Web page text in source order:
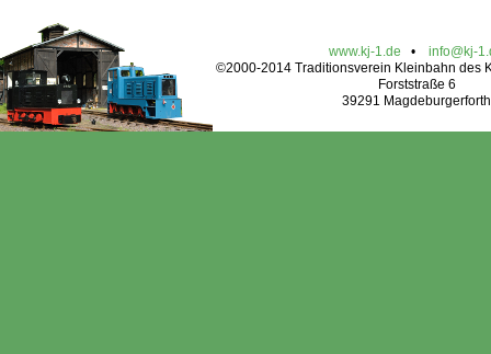
www.kj-1.de • info@kj-
©2000-2014 Traditionsverein Kleinbahn des
Forststraße 6
39291 Magdeburgerforth